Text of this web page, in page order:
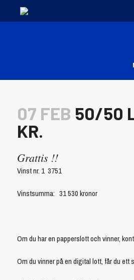
07 FEB 50/50
KR.
Grattis !!
Vinst nr. 1 3751
Vinstsumma: 31 530 kronor
Om du har en papperslott och vinner,
Om du vinner på en digital lott, får du ett